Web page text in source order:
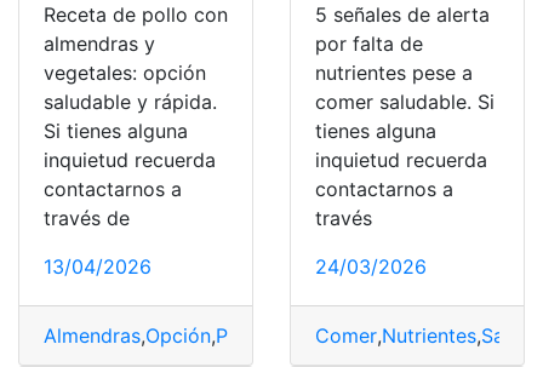
Receta de pollo con
almendras y
vegetales: opción
saludable y rápida.
Si tienes alguna
inquietud recuerda
contactarnos a
través de
13/04/2026
Almendras,Opción,Pollo Rápida,Receta,Saludable,
5 señales de alerta
por falta de
nutrientes pese a
comer saludable. Si
tienes alguna
inquietud recuerda
contactarnos a
través
24/03/2026
Comer,Nutrientes,